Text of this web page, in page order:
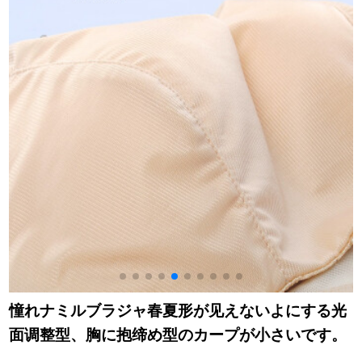
ジャ-11-1611肌色-EP
憧れナミルブラジャ春夏形が见えないよにする光
面调整型、胸に抱缔め型のカープが小さいです。